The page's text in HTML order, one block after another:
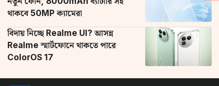
থাকবে 50MP ক্যামেরা
বিদায় নিচ্ছে Realme UI? আসন্ন
Realme স্মার্টফোনে থাকতে পারে
ColorOS 17